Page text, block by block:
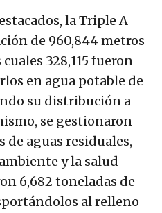
la Triple A
de 960,844 metros
328,115 fueron
en agua potable de
su distribución a
se gestionaron
de aguas residuales,
y la salud
6,682 toneladas de
al relleno